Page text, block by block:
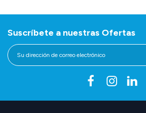
Suscríbete a nuestras Ofertas